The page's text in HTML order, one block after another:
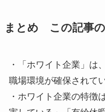
まとめ この記事
・「ホワイト企業」は
職場環境が確保されて
・ホワイト企業の特徴